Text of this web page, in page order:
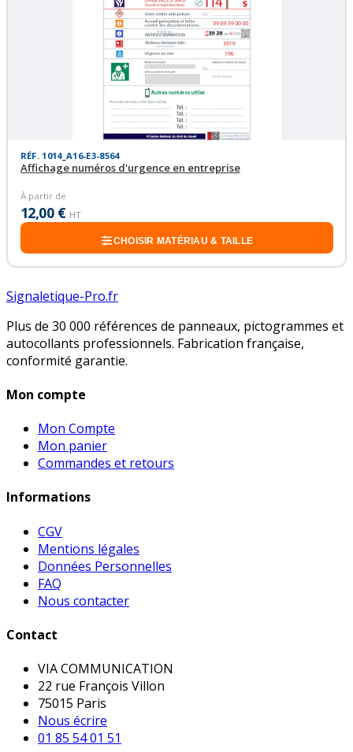
RÉF. 1014_A16-E3-8564
Affichage numéros d'urgence en entreprise
À partir de
12,00 € HT
CHOISIR MATÉRIAU & TAILLE
Signaletique-Pro.fr
Plus de 30 000 références de panneaux, pictogrammes et
autocollants professionnels. Fabrication française,
conformité garantie.
Mon compte
Mon Compte
Mon panier
Commandes et retours
Informations
CGV
Mentions légales
Données Personnelles
FAQ
Nous contacter
Contact
VIA COMMUNICATION
22 rue François Villon
75015 Paris
Nous écrire
01 85 54 01 51